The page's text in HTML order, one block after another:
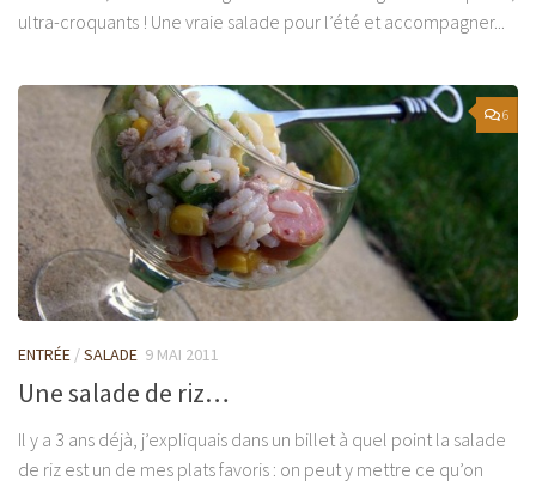
ultra-croquants ! Une vraie salade pour l’été et accompagner...
6
ENTRÉE /SALADE 9 MAI 2011
Une salade de riz…
Il y a 3 ans déjà, j’expliquais dans un billet à quel point la salade
de riz est un de mes plats favoris : on peut y mettre ce qu’on